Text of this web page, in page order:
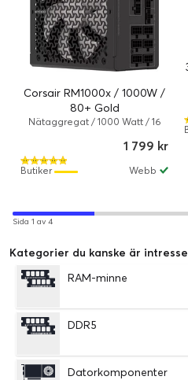
Corsair RM1000x / 1000W /
80+ Gold
Nätaggregat / 1000 Watt / 16
1 799 kr
Webb
Butiker
Sida 1 av 4
Kategorier du kanske är
RAM-minne
DDR5
Datorkomponenter